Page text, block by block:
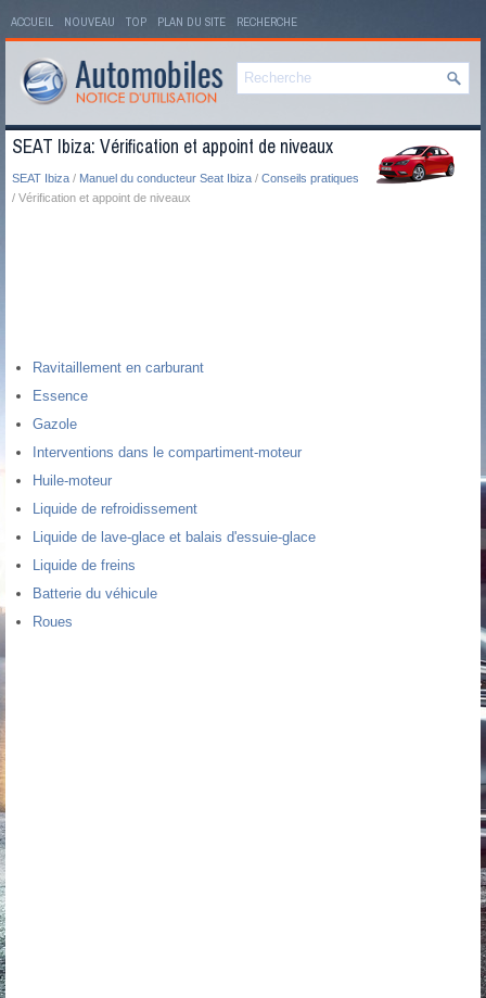
ACCUEIL NOUVEAU TOP PLAN DU SITE RECHERCHE
SEAT Ibiza: Vérification et appoint de niveaux
SEAT Ibiza / Manuel du conducteur Seat Ibiza / Conseils pratiques
/ Vérification et appoint de niveaux
Ravitaillement en carburant
Essence
Gazole
Interventions dans le compartiment-moteur
Huile-moteur
Liquide de refroidissement
Liquide de lave-glace et balais d'essuie-glace
Liquide de freins
Batterie du véhicule
Roues